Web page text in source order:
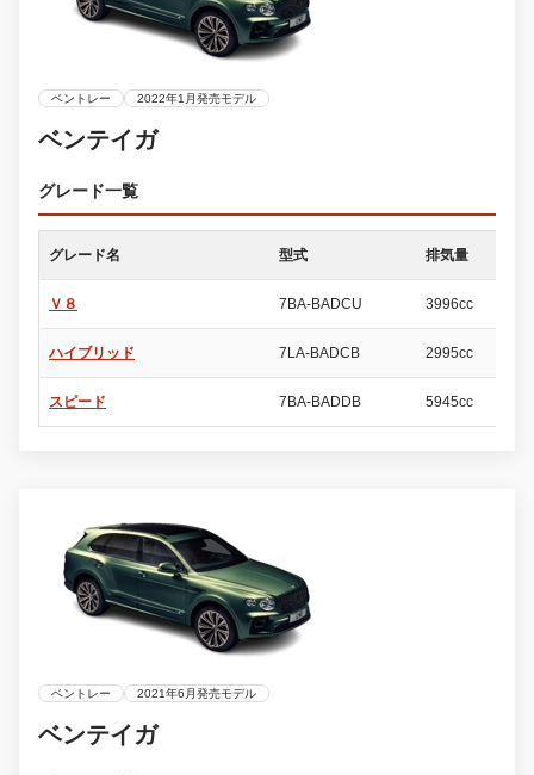
ベントレー 2022年1月発売モデル
ベンテイガ
グレード一覧
グレード名 型式 排気量
Ｖ８ 7BA-BADCU 3996cc
ハイブリッド 7LA-BADCB 2995cc
スピード 7BA-BADDB 5945cc
ベントレー 2021年6月発売モデル
ベンテイガ